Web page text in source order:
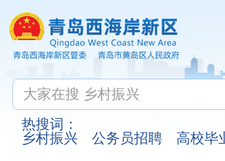
热搜词：
乡村振兴
公务员招聘 高校毕